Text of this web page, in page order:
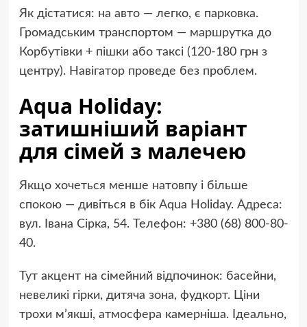
Як дістатися: на авто — легко, є парковка.
Громадським транспортом — маршрутка до
Корбутівки + пішки або таксі (120-180 грн з
центру). Навігатор проведе без проблем.
Aqua Holiday:
затишніший варіант
для сімей з малечею
Якщо хочеться менше натовпу і більше
спокою — дивіться в бік Aqua Holiday. Адреса:
вул. Івана Сірка, 54. Телефон: +380 (68) 800-80-
40.
Тут акцент на сімейний відпочинок: басейни,
невеликі гірки, дитяча зона, фудкорт. Ціни
трохи м’якші, атмосфера камерніша. Ідеально,